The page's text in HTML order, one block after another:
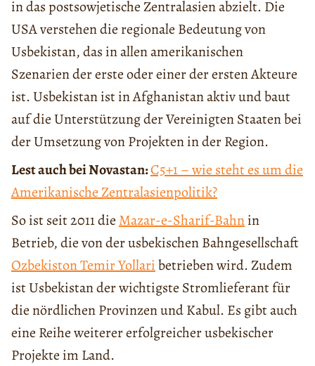
in das postsowjetische Zentralasien abzielt. Die
USA verstehen die regionale Bedeutung von
Usbekistan, das in allen amerikanischen
Szenarien der erste oder einer der ersten Akteure
ist. Usbekistan ist in Afghanistan aktiv und baut
auf die Unterstützung der Vereinigten Staaten bei
der Umsetzung von Projekten in der Region.
Lest auch bei Novastan:C5+1 – wie steht es um die
Amerikanische Zentralasienpolitik?
So ist seit 2011 dieMazar-e-Sharif-Bahnin
Betrieb, die von der usbekischen Bahngesellschaft
Ozbekiston Temir Yollaribetrieben wird. Zudem
ist Usbekistan der wichtigste Stromlieferant für
die nördlichen Provinzen und Kabul. Es gibt auch
eine Reihe weiterer erfolgreicher usbekischer
Projekte im Land.